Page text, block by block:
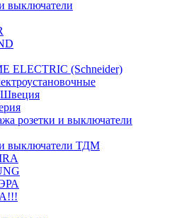
выключатели
ELECTRIC (Schneider)
Швеция
розетки и выключатели
и выключатели ТДМ